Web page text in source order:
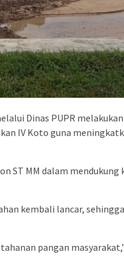
Dinas PUPR melakukan
IV Koto guna
ST MM dalam mendukung
kembali lancar,
pangan